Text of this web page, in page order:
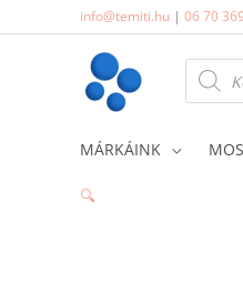
to
info@temiti.hu | 06 70
search
MÁRKÁINK
🔍